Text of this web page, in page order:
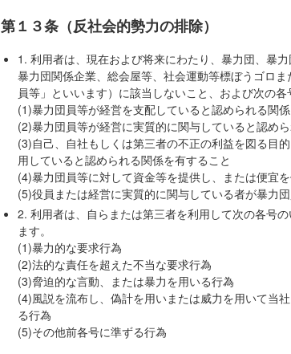
第１３条（反社会的勢力の排除）
1. 利用者は、現在および将来にわたり、暴力団、暴
暴力団関係企業、総会屋等、社会運動等標ぼうゴロ
員等」といいます）に該当しないこと、および次の
(1)暴力団員等が経営を支配していると認められる関
(2)暴力団員等が経営に実質的に関与していると認め
(3)自己、自社もしくは第三者の不正の利益を図る目
用していると認められる関係を有すること
(4)暴力団員等に対して資金等を提供し、または便宜
(5)役員または経営に実質的に関与している者が暴力
2. 利用者は、自らまたは第三者を利用して次の各号
ます。
(1)暴力的な要求行為
(2)法的な責任を超えた不当な要求行為
(3)脅迫的な言動、または暴力を用いる行為
(4)風説を流布し、偽計を用いまたは威力を用いて当
る行為
(5)その他前各号に準ずる行為